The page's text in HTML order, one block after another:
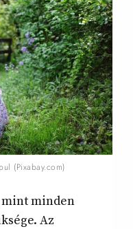
(Pixabay.com)
minden
Az